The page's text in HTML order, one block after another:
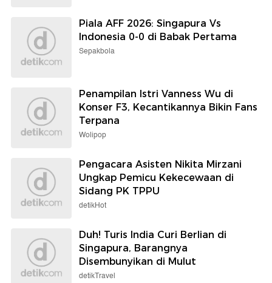
Piala AFF 2026: Singapura Vs
Indonesia 0-0 di Babak Pertama
Sepakbola
Penampilan Istri Vanness Wu di
Konser F3, Kecantikannya Bikin Fans
Terpana
Wolipop
Pengacara Asisten Nikita Mirzani
Ungkap Pemicu Kekecewaan di
Sidang PK TPPU
detikHot
Duh! Turis India Curi Berlian di
Singapura, Barangnya
Disembunyikan di Mulut
detikTravel